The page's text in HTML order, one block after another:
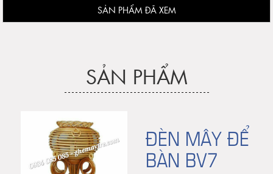
SẢN PHẨM ĐÃ XEM
SẢN PHẨM
ĐÈN MÂY ĐỂ
BÀN BV7